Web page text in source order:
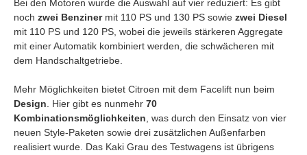
Bei den Motoren wurde die Auswahl auf vier reduziert: Es gibt
noch zwei Benzinermit 110 PS und 130 PS sowie zwei Diesel
mit 110 PS und 120 PS, wobei die jeweils stärkeren Aggregate
mit einer Automatik kombiniert werden, die schwächeren mit
dem Handschaltgetriebe.
Mehr Möglichkeiten bietet Citroen mit dem Facelift nun beim
Design. Hier gibt es nunmehr 70
Kombinationsmöglichkeiten, was durch den Einsatz von vier
neuen Style-Paketen sowie drei zusätzlichen Außenfarben
realisiert wurde. Das Kaki Grau des Testwagens ist übrigens